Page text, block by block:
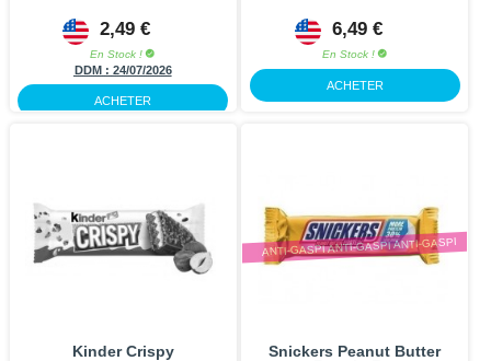
2,49 €
En Stock !
DDM : 24/07/2026
ACHETER
6,49 €
En Stock !
ACHETER
Kinder Crispy
ANTI-GASPI ANTI-GASPI ANTI-GASPI
Snickers Peanut Butter